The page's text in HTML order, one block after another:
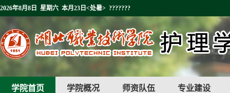
2026年8月8日 星期六 本月23日<处暑> ???????
学院首页 学院概况 师资队伍 专业建设